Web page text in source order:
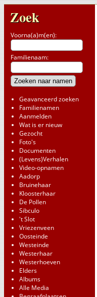
Zoek
Voorna(a)m(en):
Familienaam:
Geavanceerd zoeken
Familienamen
Aanmelden
Wat is er nieuw
Gezocht
Foto's
Documenten
(Levens)Verhalen
Video-opnamen
Aadorp
Bruinehaar
Kloosterhaar
De Pollen
Sibculo
't Slot
Vriezenveen
Oosteinde
Westeinde
Westerhaar
Westerhoeven
Elders
Albums
Alle Media